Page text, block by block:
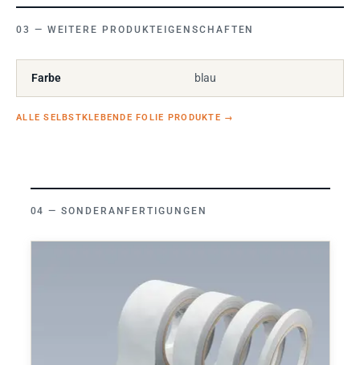
WEITERE PRODUKTEIGENSCHAFTEN
Farbe blau
ALLE SELBSTKLEBENDE FOLIE PRODUKTE →
SONDERANFERTIGUNGEN